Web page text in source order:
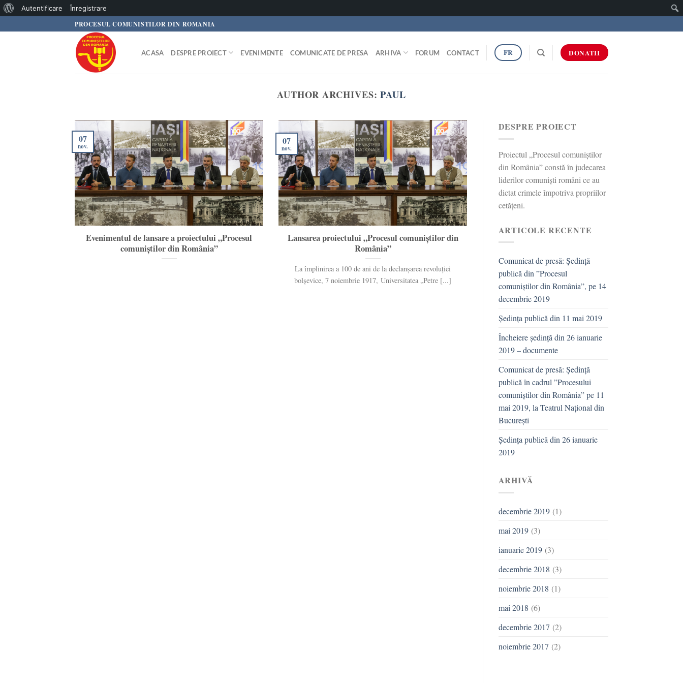
Despre
Autentificare
Înregistrare
to
PROCESUL COMUNISTILOR DIN ROMANIA
ACASA DESPRE PROIECT EVENIMENTE COMUNICATE DE PRESA ARHIVA FORUM CONTACT FR DONATII
AUTHOR ARCHIVES:PAUL
Evenimentul de lansare a proiectului „Procesul
comuniștilor din România”
07
nov.
Lansarea proiectului „Procesul comuniștilor din
România”
La împlinirea a 100 de ani de la declanșarea revoluției
bolșevice, 7 noiembrie 1917, Universitatea „Petre [...]
07
nov.
DESPRE PROIECT
Proiectul „Procesul comuniștilor
din România” constă în judecarea
liderilor comuniști români ce au
dictat crimele împotriva propriilor
cetățeni.
ARTICOLE RECENTE
Comunicat de presă: Ședință
publică din ”Procesul
comuniștilor din România”, pe 14
decembrie 2019
Ședința publică din 11 mai 2019
Încheiere ședință din 26 ianuarie
2019 – documente
Comunicat de presă: Ședință
publică în cadrul ”Procesului
comuniștilor din România” pe 11
mai 2019, la Teatrul Național din
București
Ședința publică din 26 ianuarie
2019
ARHIVĂ
decembrie 2019(1)
mai 2019(3)
ianuarie 2019(3)
decembrie 2018 (3)
noiembrie 2018 (1)
mai 2018 (6)
decembrie 2017 (2)
noiembrie 2017 (2)